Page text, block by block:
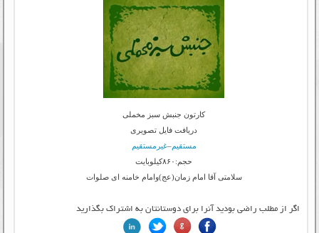
کارتون جنبش سبز مخملی
دریافت فایل تصویری
مستقیم–غیرمستقیم
حجم:۸۶۰کیلوبایت
سلامتی آقا امام زمان(عج)وامام خامنه ای صلوات
اگر از مطلب راضی بودید آنرا برای دوستانتان به اشتراک بگذارید